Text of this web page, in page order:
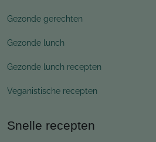
Gezonde gerechten
Gezonde lunch
Gezonde lunch recepten
Veganistische recepten
Snelle recepten